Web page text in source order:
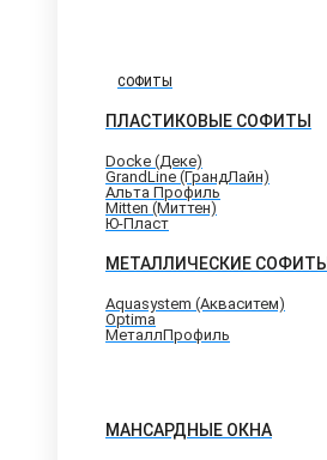
СОФИТЫ
ПЛАСТИКОВЫЕ СОФИТЫ
Docke (Деке)
GrandLine (ГрандЛайн)
Альта Профиль
Mitten (Миттен)
Ю-Пласт
МЕТАЛЛИЧЕСКИЕ СОФИТЫ
Aquasystem (Акваситем)
Optima
МеталлПрофиль
МАНСАРДНЫЕ ОКНА